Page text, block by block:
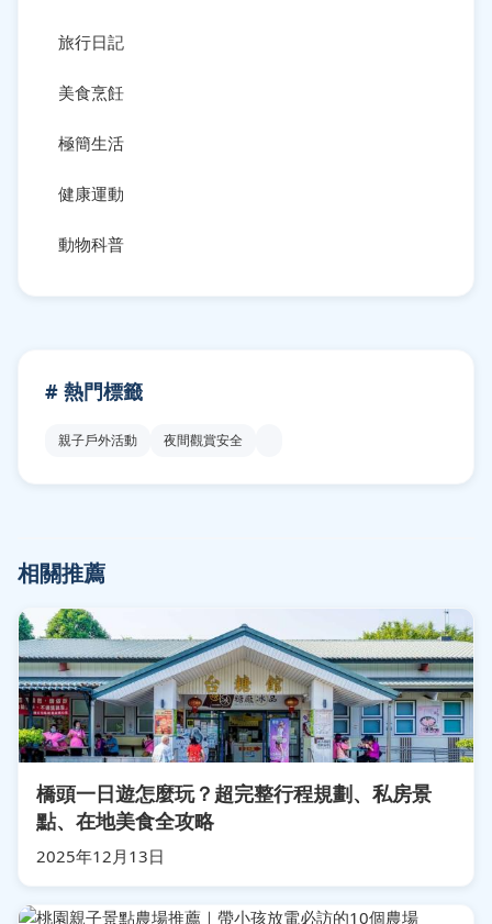
旅行日記
美食烹飪
極簡生活
健康運動
動物科普
# 熱門標籤
親子戶外活動 夜間觀賞安全
相關推薦
橋頭一日遊怎麼玩？超完整行程規劃、私房景
點、在地美食全攻略
2025年12月13日